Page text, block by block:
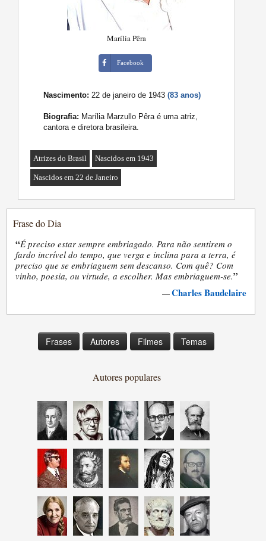
Marília Pêra
Facebook
Nascimento: 22 de janeiro de 1943(83 anos)
Biografia: Marília Marzullo Pêra é uma atriz,
cantora e diretora brasileira.
Atrizes do Brasil Nascidos em 1943
Nascidos em 22 de Janeiro
Frase do Dia
“É preciso estar sempre embriagado. Para não sentirem o
fardo incrível do tempo, que verga e inclina para a terra, é
preciso que se embriaguem sem descanso. Com quê? Com
vinho, poesia, ou virtude, a escolher. Mas embriaguem-se.”
—Charles Baudelaire
Frases Autores Filmes Temas
Autores populares